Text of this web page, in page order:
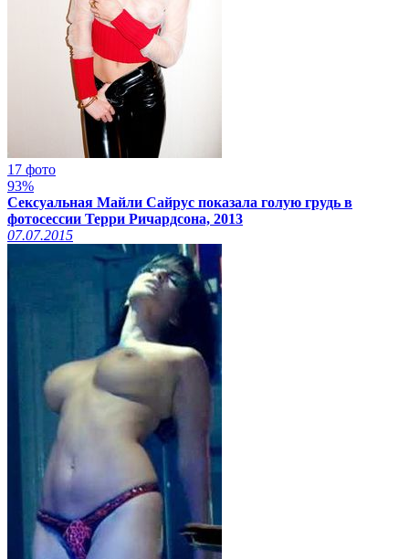
17 фото
93%
Сексуальная Майли Сайрус показала голую грудь в
фотосессии Терри Ричардсона, 2013
07.07.2015